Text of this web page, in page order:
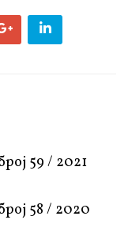
59 / 2021
58 / 2020